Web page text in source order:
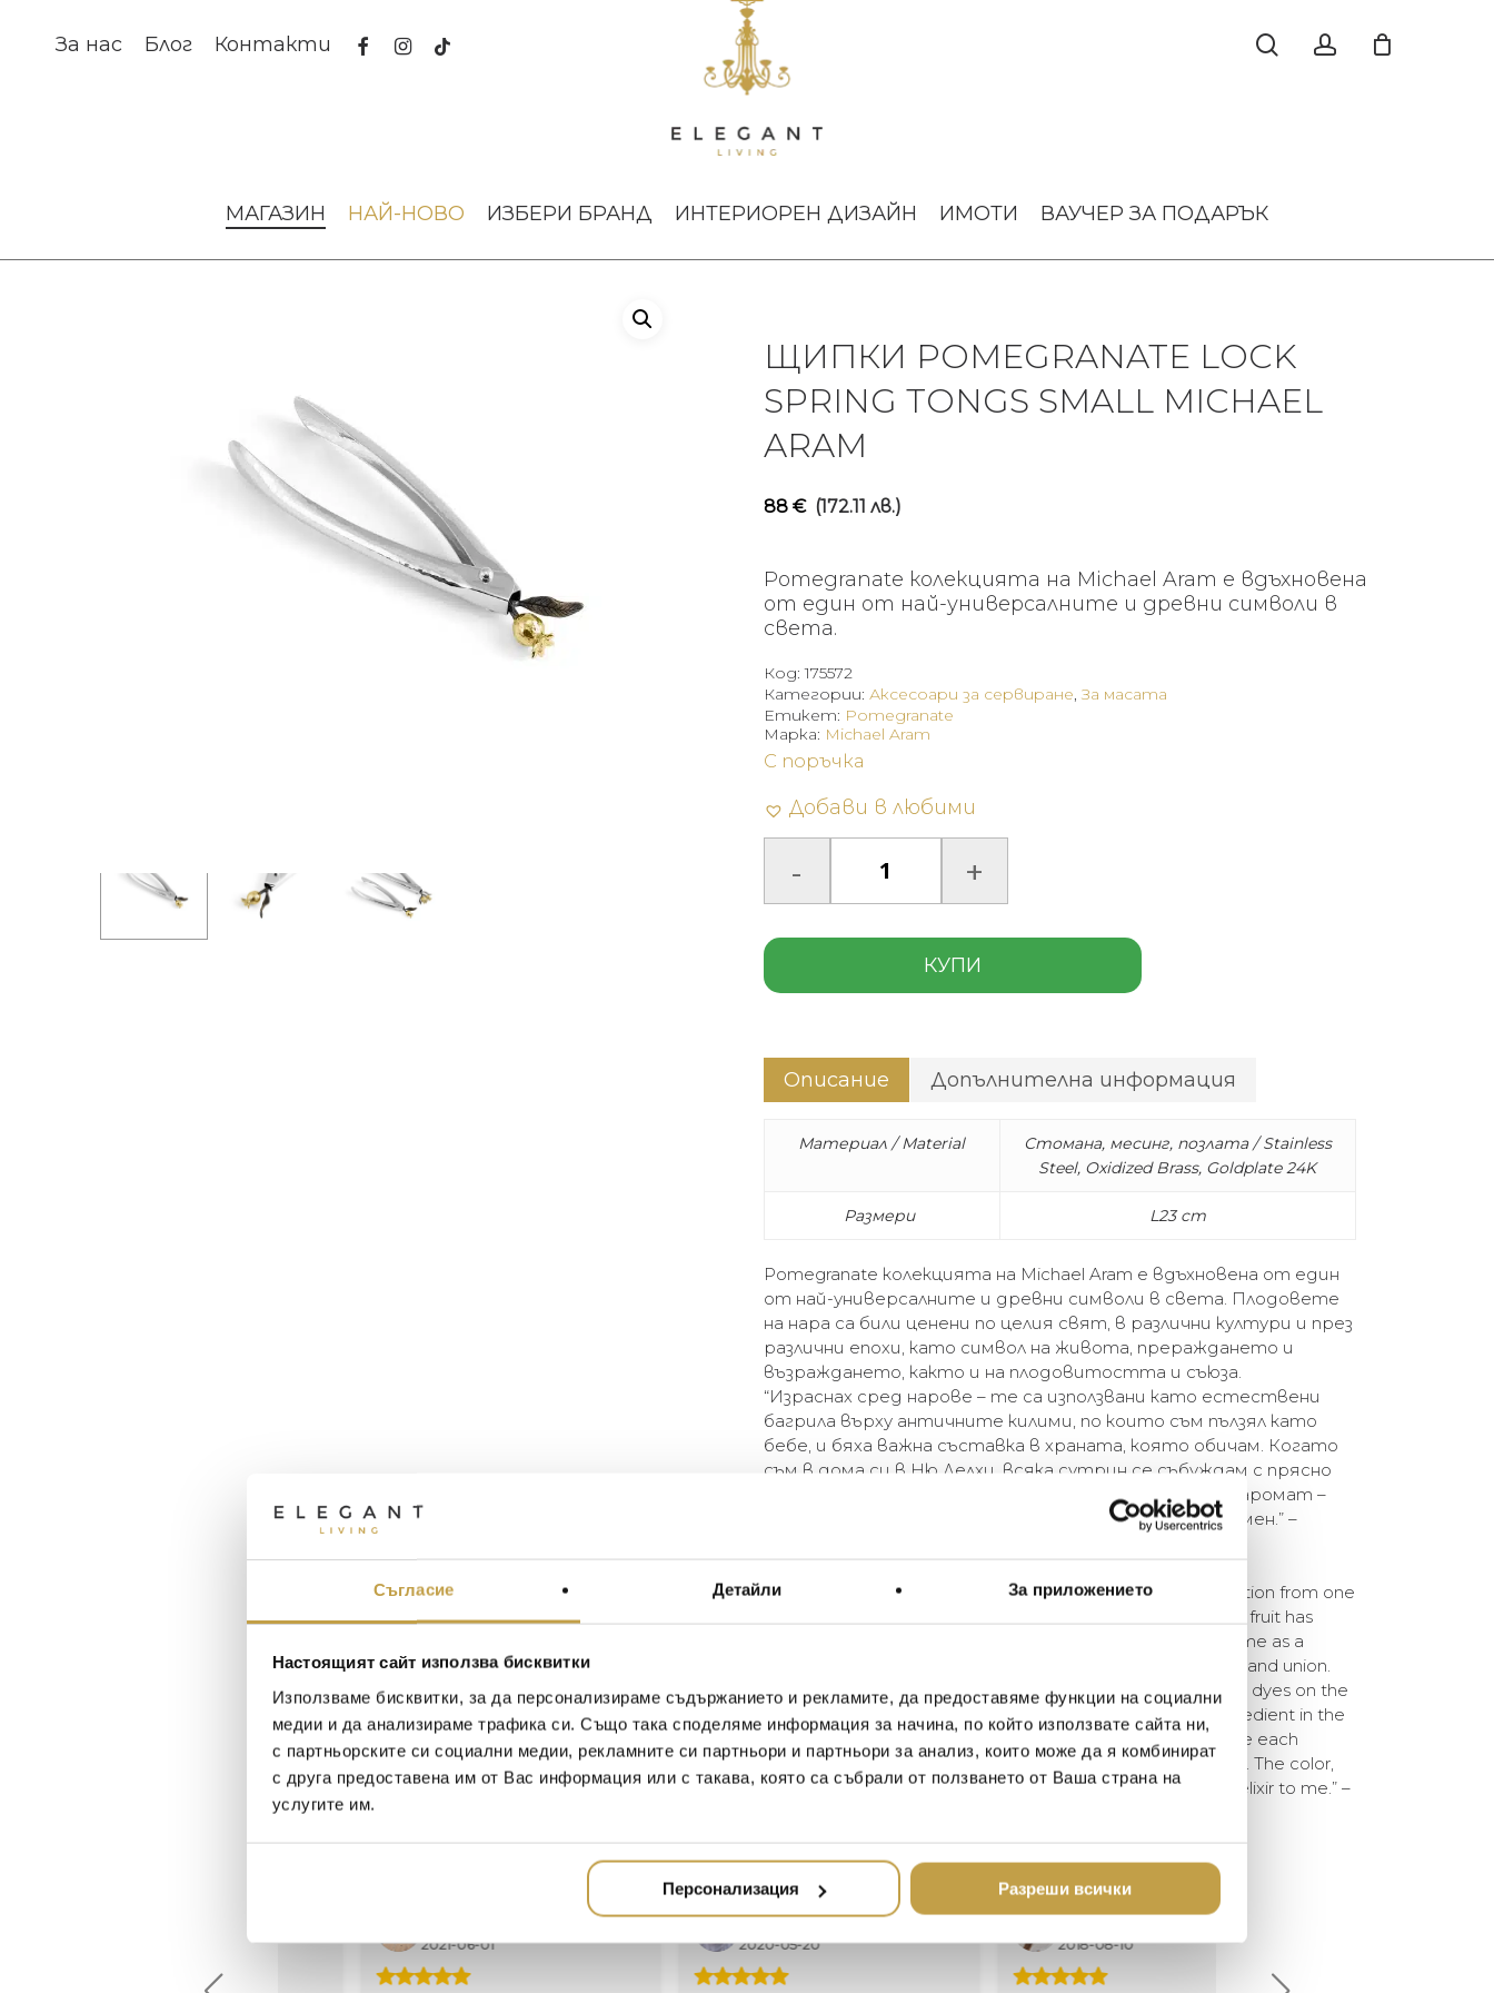
Съгласие Детайли За приложението
Настоящият сайт използва бисквитки
Използваме бисквитки, за да персонализираме съдържанието и рекламите, да предоставяме функции на социални
медии и да анализираме трафика си. Също така споделяме информация за начина, по който използвате сайта ни,
с партньорските си социални медии, рекламните си партньори и партньори за анализ, които може да я комбинират
с друга предоставена им от Вас информация или с такава, която са събрали от ползването от Ваша страна на
услугите им.
Персонализация Разреши всички
За нас Блог Контакти facebookinstagram
tiktok
МАГАЗИН НАЙ-НОВО ИЗБЕРИ БРАНД ИНТЕРИОРЕН ДИЗАЙН ИМОТИ ВАУЧЕР ЗА ПОДАРЪК
ЩИПКИ POMEGRANATE LOCK
SPRING TONGS SMALL MICHAEL
ARAM
88 € (172.11 лв.)
Pomegranate колекцията на Michael Aram е вдъхновена
от един от най-универсалните и древни символи в
света.
Код:175572
Категории: Аксесоари за сервиране,За масата
Етикет: Pomegranate
С поръчка
Добави в любими
КУПИ
Марка: Michael Aram
Описание Допълнителна информация
Материал / Material
Стомана, месинг, позлата / Stainless
Steel, Oxidized Brass, Goldplate 24K
Размери L23 cm
Pomegranate колекцията на Michael Aram е вдъхновена от един
от най-универсалните и древни символи в света. Плодовете
на нара са били ценени по целия свят, в различни култури и през
различни епохи, като символ на живота, прераждането и
възраждането, както и на плодовитостта и съюза.
“Израснах сред нарове – те са използвани като естествени
багрила върху античните килими, по които съм пълзял като
бебе, и бяха важна съставка в храната, която обичам. Когато
съм в дома си в Ню Делхи, всяка сутрин се събуждам с прясно
изцеден сок от нар. Цветът, миризмата, нежният аромат –
всичко това го превръща във вълшебен еликсир за мен.” –
The Michael Aram Pomegranate Collection takes its inspiration from one
of the most universal and ancient symbols in the world. The fruit has
been prized across the globe, across cultures and across time as a
representation of life, rebirth, and renewal as well as fertility and union.
“I grew up around pomegranates – from their use as natural dyes on the
antique rugs I used to crawl on as a baby to an integral ingredient in the
food that I love. When I’m at my home in New Delhi, I wake each
morning to the taste of fresh squeezed pomegranate juice. The color,
the smell, the delicate flavor all make it feel like a magical elixir to me.” –
2021-06-01
Иван Иванов
2020-05-20
Ивелина Линковска
2018-08-10